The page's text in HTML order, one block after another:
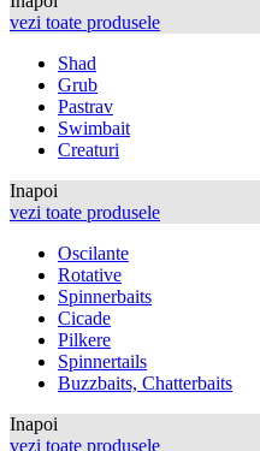
vezi toate produsele
Shad
Grub
Pastrav
Swimbait
Creaturi
Inapoi
vezi toate produsele
Oscilante
Rotative
Spinnerbaits
Cicade
Pilkere
Spinnertails
Buzzbaits, Chatterbaits
Inapoi
vezi toate produsele